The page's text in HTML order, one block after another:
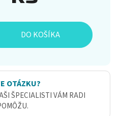
DO KOŠÍKA
OTÁZKU?
ŠPECIALISTI VÁM RADI